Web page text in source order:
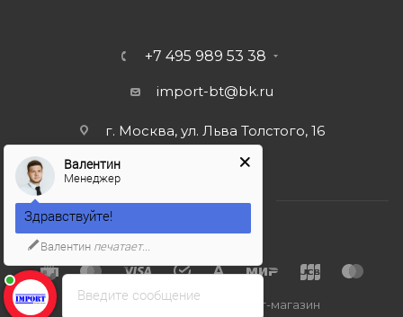
+7 495 989 53 38
import-bt@bk.ru
г. Москва, ул. Льва Толстого, 16
2026 © Import-bt.ru - интернет-магазин
Введите сообщение
Валентин
Менеджер
Здравствуйте!
Валентин печатает...